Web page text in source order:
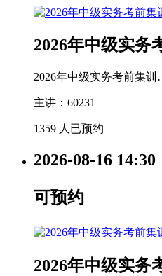
2026年中级实务
2026年中级实务考前集
主讲：60231
1359 人已预约
2026-08-16 14:30
可预约
2026年中级实务